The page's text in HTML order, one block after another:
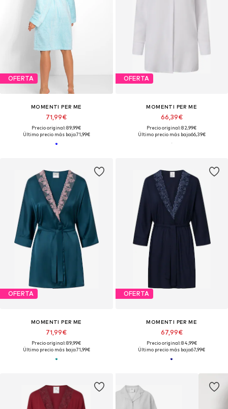
OFERTA
MOMENTI PER ME
71,99€
Precio original: 89,99€
Último precio más bajo:71,99€
OFERTA
MOMENTI PER ME
66,39€
Precio original: 82,99€
Último precio más bajo:66,39€
OFERTA
MOMENTI PER ME
71,99€
Precio original: 89,99€
Último precio más bajo:71,99€
OFERTA
MOMENTI PER ME
67,99€
Precio original: 84,99€
Último precio más bajo:67,99€